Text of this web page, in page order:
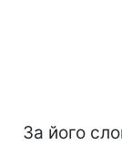
За його